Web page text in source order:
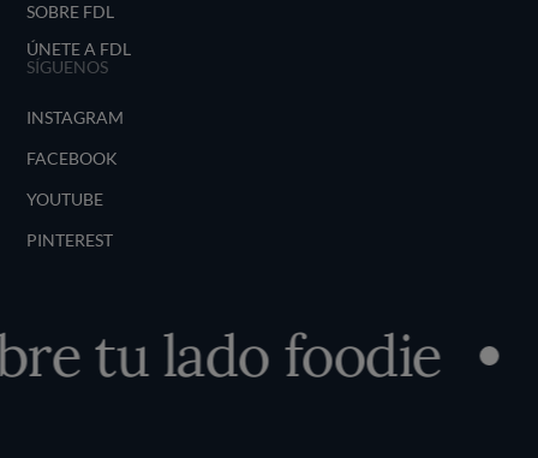
SOBRE FDL
ÚNETE A FDL
SÍGUENOS
INSTAGRAM
FACEBOOK
YOUTUBE
PINTEREST
tu lado foodie